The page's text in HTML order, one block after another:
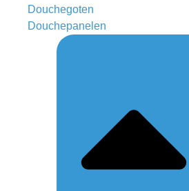
Douchegoten
Douchepanelen